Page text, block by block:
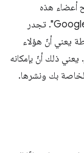
أعضاء هذه
المجموعة تلقائيًا إذن الوصول إلى موقع "إحصاءات Google". تجدر
يعني أنّ هؤلاء
ذلك أنّ بإمكانه
بك ونشرها.